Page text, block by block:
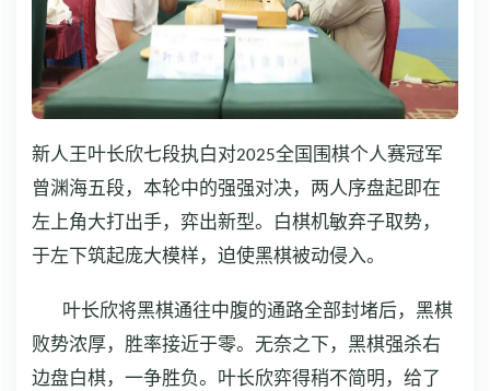
新人王叶长欣七段执白对2025全国围棋个人赛冠军
曾渊海五段，本轮中的强强对决，两人序盘起即在
左上角大打出手，弈出新型。白棋机敏弃子取势，
于左下筑起庞大模样，迫使黑棋被动侵入。
叶长欣将黑棋通往中腹的通路全部封堵后，黑棋
败势浓厚，胜率接近于零。无奈之下，黑棋强杀右
边盘白棋，一争胜负。叶长欣弈得稍不简明，给了